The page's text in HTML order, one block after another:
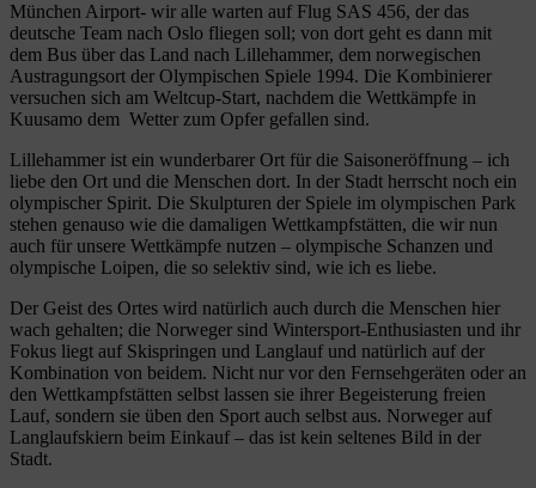
München Airport- wir alle warten auf Flug SAS 456, der das
deutsche Team nach Oslo fliegen soll; von dort geht es dann mit
dem Bus über das Land nach Lillehammer, dem norwegischen
Austragungsort der Olympischen Spiele 1994. Die Kombinierer
versuchen sich am Weltcup-Start, nachdem die Wettkämpfe in
Kuusamo dem Wetter zum Opfer gefallen sind.
Lillehammer ist ein wunderbarer Ort für die Saisoneröffnung – ich
liebe den Ort und die Menschen dort. In der Stadt herrscht noch ein
olympischer Spirit. Die Skulpturen der Spiele im olympischen Park
stehen genauso wie die damaligen Wettkampfstätten, die wir nun
auch für unsere Wettkämpfe nutzen – olympische Schanzen und
olympische Loipen, die so selektiv sind, wie ich es liebe.
Der Geist des Ortes wird natürlich auch durch die Menschen hier
wach gehalten; die Norweger sind Wintersport-Enthusiasten und ihr
Fokus liegt auf Skispringen und Langlauf und natürlich auf der
Kombination von beidem. Nicht nur vor den Fernsehgeräten oder an
den Wettkampfstätten selbst lassen sie ihrer Begeisterung freien
Lauf, sondern sie üben den Sport auch selbst aus. Norweger auf
Langlaufskiern beim Einkauf – das ist kein seltenes Bild in der
Stadt.